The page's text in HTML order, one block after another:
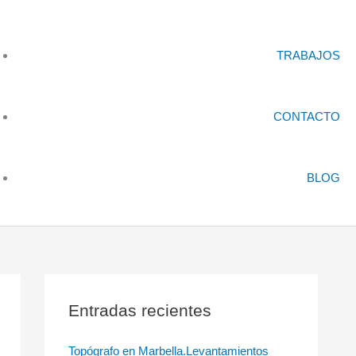
TRABAJOS
CONTACTO
BLOG
Entradas recientes
Topógrafo en Marbella.Levantamientos